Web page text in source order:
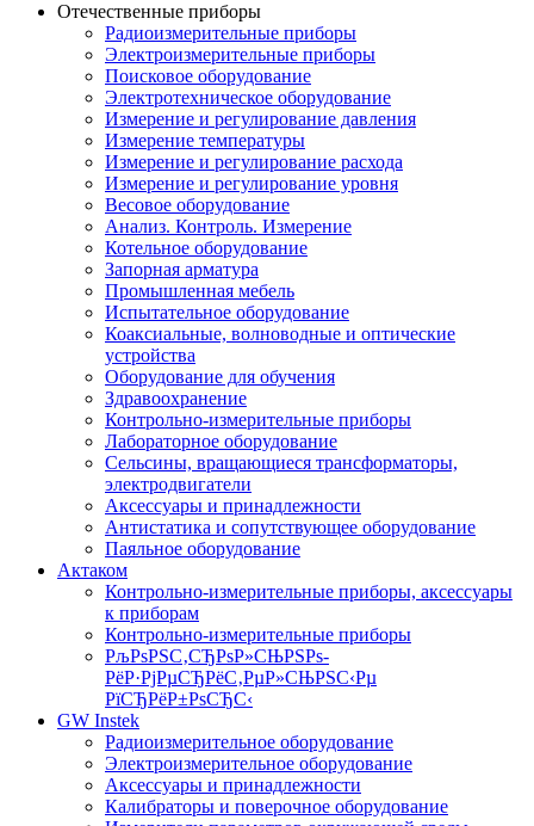
Отечественные приборы
Радиоизмерительные приборы
Электроизмерительные приборы
Поисковое оборудование
Электротехническое оборудование
Измерение и регулирование давления
Измерение температуры
Измерение и регулирование расхода
Измерение и регулирование уровня
Весовое оборудование
Анализ. Контроль. Измерение
Котельное оборудование
Запорная арматура
Промышленная мебель
Испытательное оборудование
Коаксиальные, волноводные и оптические
устройства
Оборудование для обучения
Здравоохранение
Контрольно-измерительные приборы
Лабораторное оборудование
Сельсины, вращающиеся трансформаторы,
электродвигатели
Аксессуары и принадлежности
Антистатика и сопутствующее оборудование
Паяльное оборудование
Актаком
Контрольно-измерительные приборы, аксессуары
к приборам
Контрольно-измерительные приборы
РљРѕРЅС‚СЂРѕР»СЊРЅРѕ-
РёР·РјРµСЂРёС‚РµР»СЊРЅС‹Рµ
РїСЂРёР±РѕСЂС‹
GW Instek
Радиоизмерительное оборудование
Электроизмерительное оборудование
Аксессуары и принадлежности
Калибраторы и поверочное оборудование